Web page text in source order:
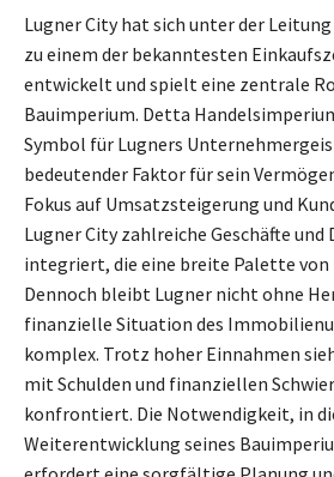
Lugner City hat sich unter der
zu einem der bekanntesten
entwickelt und spielt eine zentrale
Bauimperium. Detta
Symbol für Lugners
bedeutender Faktor für sein
Fokus auf Umsatzsteigerung und
Lugner City zahlreiche Geschäfte
integriert, die eine breite Palette von
Dennoch bleibt Lugner nicht ohne
finanzielle Situation des
komplex. Trotz hoher Einnahmen
mit Schulden und finanziellen
konfrontiert. Die Notwendigkeit, in
Weiterentwicklung seines